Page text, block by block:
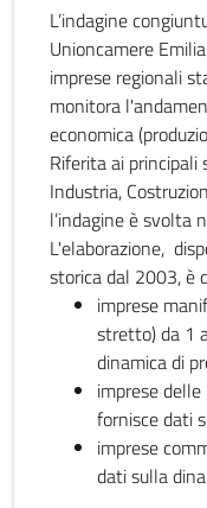
L’indagine
Unioncamere
imprese regionali
monitora
economica
Riferita ai
Industria,
l’indagine è svolta
L'elaborazione,
storica dal 2003, è
imprese
stretto) da 1
dinamica di
imprese
fornisce dati
imprese
dati sulla